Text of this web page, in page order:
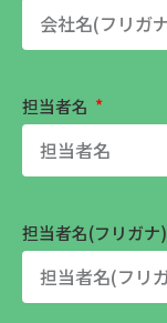
担当者名
担当者名(フリガナ)